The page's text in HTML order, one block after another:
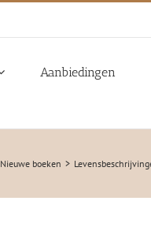
Aanbiedingen
Nieuwe boeken